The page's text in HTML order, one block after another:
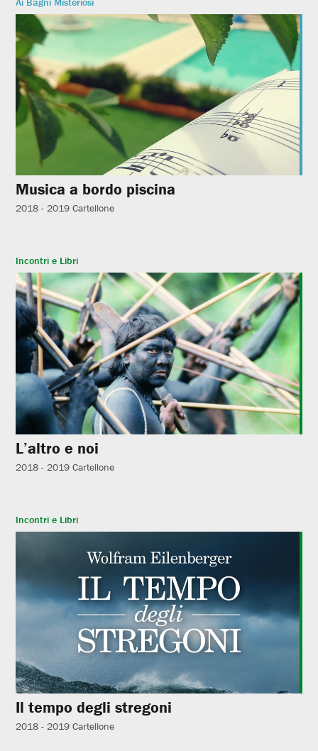
Musica a bordo piscina
2018 - 2019 Cartellone
Incontri e Libri
L’altro e noi
2018 - 2019 Cartellone
Incontri e Libri
Il tempo degli stregoni
2018 - 2019 Cartellone